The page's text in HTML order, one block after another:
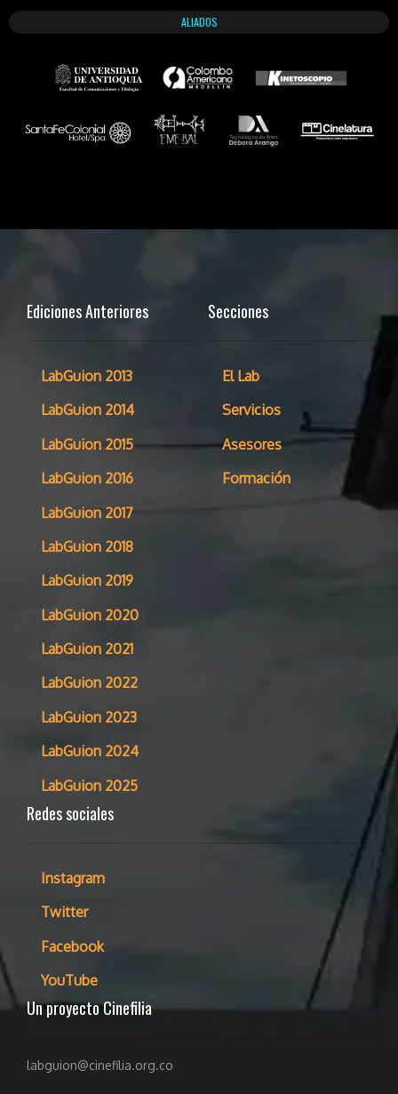
ALIADOS
Ediciones Anteriores
LabGuion 2013
LabGuion 2014
LabGuion 2015
LabGuion 2016
LabGuion 2017
LabGuion 2018
LabGuion 2019
LabGuion 2020
LabGuion 2021
LabGuion 2022
LabGuion 2023
LabGuion 2024
LabGuion 2025
Secciones
El Lab
Servicios
Asesores
Formación
Redes sociales
Instagram
Twitter
Facebook
YouTube
Un proyecto Cinefilia
labguion@cinefilia.org.co